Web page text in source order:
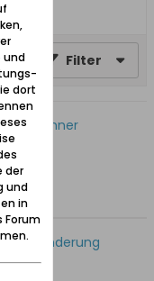
Filter
Bewohner
Wanderung
und
dort
der
und
in
Forum